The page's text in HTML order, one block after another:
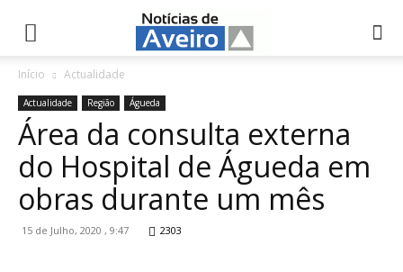
NotíciasdeAveiro.pt
Início Actualidade
Actualidade Região Águeda
Área da consulta externa
do Hospital de Águeda em
obras durante um mês
15 de Julho, 2020 , 9:47 2303